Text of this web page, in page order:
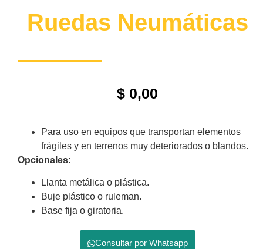
Ruedas Neumáticas
$ 0,00
Para uso en equipos que transportan elementos
frágiles y en terrenos muy deteriorados o blandos.
Opcionales:
Llanta metálica o plástica.
Buje plástico o ruleman.
Base fija o giratoria.
Consultar por Whatsapp